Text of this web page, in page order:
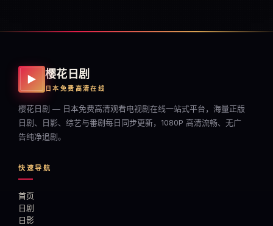
▶ 樱花日剧
日本免费高清在线
樱花日剧 — 日本免费高清观看电视剧在线一站式平台，海量正版
日剧、日影、综艺与番剧每日同步更新，1080P 高清流畅、无广
告纯净追剧。
快速导航
首页
日剧
日影